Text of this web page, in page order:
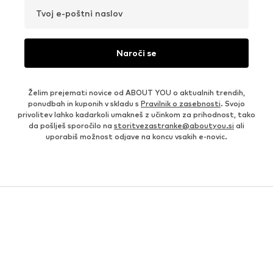
Tvoj e-poštni naslov
Naroči se
Želim prejemati novice od ABOUT YOU o aktualnih trendih,
ponudbah in kuponih v skladu s Pravilnik o zasebnosti. Svojo
privolitev lahko kadarkoli umakneš z učinkom za prihodnost, tako
da pošlješ sporočilo na storitvezastranke@aboutyou.si ali
uporabiš možnost odjave na koncu vsakih e-novic.